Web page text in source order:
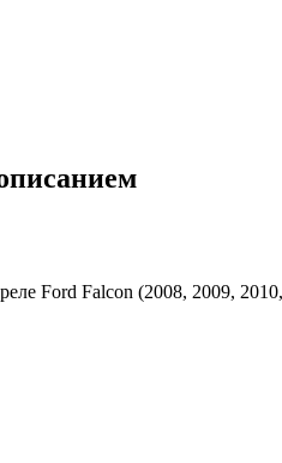
Ford Falcon (2008, 2009,